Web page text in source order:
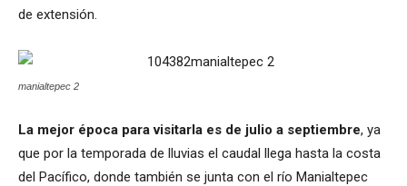
de extensión.
manialtepec 2
La mejor época para visitarla es de julio a septiembre, ya
que por la temporada de lluvias el caudal llega hasta la costa
del Pacífico, donde también se junta con el río Manialtepec